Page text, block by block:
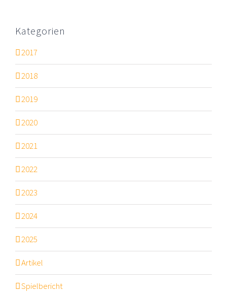
Kategorien
2017
2018
2019
2020
2021
2022
2023
2024
2025
Artikel
Spielbericht